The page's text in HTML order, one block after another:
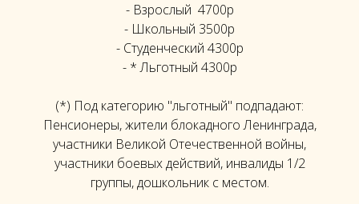
- Взрослый 4700р
- Школьный 3500р
- Студенческий 4300р
- * Льготный 4300р
(*) Под категорию "льготный" подпадают:
Пенсионеры, жители блокадного Ленинграда,
участники Великой Отечественной войны,
участники боевых действий, инвалиды 1/2
группы, дошкольник с местом.